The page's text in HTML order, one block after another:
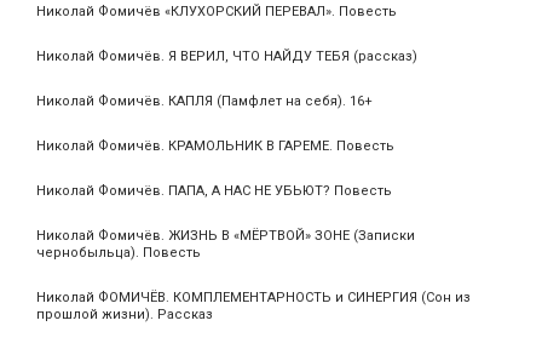
Николай Фомичёв «КЛУХОРСКИЙ ПЕРЕВАЛ». Повесть
Николай Фомичёв. Я ВЕРИЛ, ЧТО НАЙДУ ТЕБЯ (рассказ)
Николай Фомичёв. КАПЛЯ (Памфлет на себя). 16+
Николай Фомичёв. КРАМОЛЬНИК В ГАРЕМЕ. Повесть
Николай Фомичёв. ПАПА, А НАС НЕ УБЬЮТ? Повесть
Николай Фомичёв. ЖИЗНЬ В «МЁРТВОЙ» ЗОНЕ (Записки
чернобыльца). Повесть
Николай ФОМИЧЁВ. КОМПЛЕМЕНТАРНОСТЬ и СИНЕРГИЯ (Сон из
прошлой жизни). Рассказ